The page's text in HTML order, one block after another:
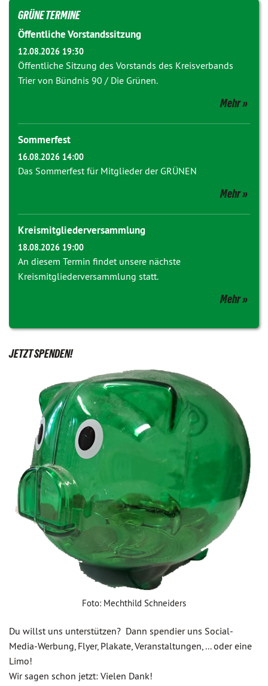
GRÜNE TERMINE
Öffentliche Vorstandssitzung
12.08.2026 19:30
Öffentliche Sitzung des Vorstands des Kreisverbands
Trier von Bündnis 90 / Die Grünen.
Mehr
Sommerfest
16.08.2026 14:00
Das Sommerfest für Mitglieder der GRÜNEN
Mehr
Kreismitgliederversammlung
18.08.2026 19:00
An diesem Termin findet unsere nächste
Kreismitgliederversammlung statt.
Mehr
JETZT SPENDEN!
Foto: Mechthild Schneiders
Du willst uns unterstützen? Dann spendier uns Social-
Media-Werbung, Flyer, Plakate, Veranstaltungen, ... oder eine
Limo!
Wir sagen schon jetzt: Vielen Dank!